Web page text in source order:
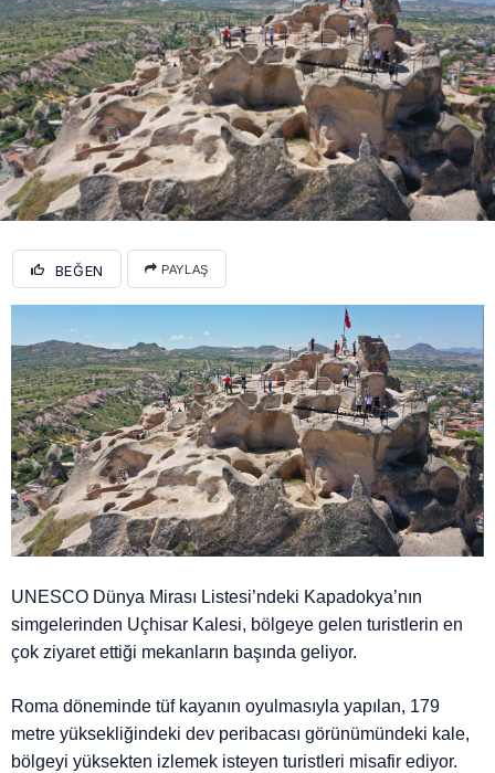
BEĞEN PAYLAŞ
UNESCO Dünya Mirası Listesi’ndeki Kapadokya’nın
simgelerinden Uçhisar Kalesi, bölgeye gelen turistlerin en
çok ziyaret ettiği mekanların başında geliyor.
Roma döneminde tüf kayanın oyulmasıyla yapılan, 179
metre yüksekliğindeki dev peribacası görünümündeki kale,
bölgeyi yüksekten izlemek isteyen turistleri misafir ediyor.